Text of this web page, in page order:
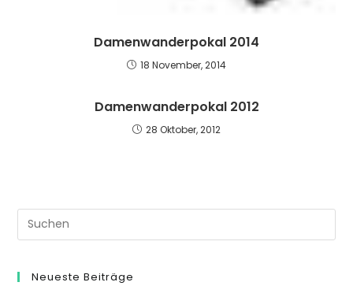
Damenwanderpokal 2014
18 November, 2014
Damenwanderpokal 2012
28 Oktober, 2012
Neueste Beiträge